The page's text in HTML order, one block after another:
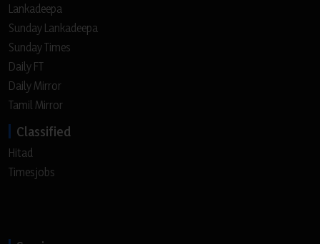
Lankadeepa
Sunday Lankadeepa
Sunday Times
Daily FT
Daily Mirror
Tamil Mirror
Classified
Hitad
Timesjobs